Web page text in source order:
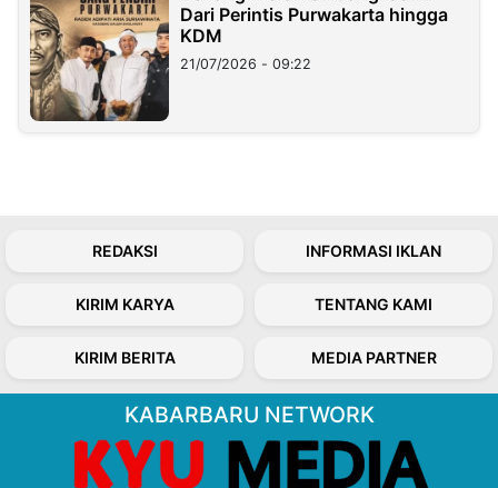
Dari Perintis Purwakarta hingga
KDM
21/07/2026 - 09:22
REDAKSI INFORMASI IKLAN
KIRIM KARYA TENTANG KAMI
KIRIM BERITA MEDIA PARTNER
KABARBARU NETWORK